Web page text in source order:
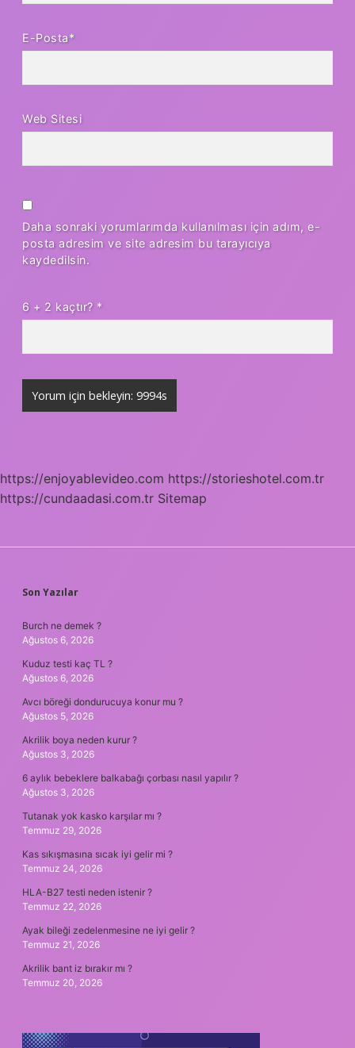
E-Posta*
Web Sitesi
Daha sonraki yorumlarımda kullanılması için adım, e-
posta adresim ve site adresim bu tarayıcıya
kaydedilsin.
6 + 2 kaçtır? *
https://enjoyablevideo.com https://storieshotel.com.tr
https://cundaadasi.com.tr Sitemap
SIDEBAR
Son Yazılar
Burch ne demek ?
Ağustos 6, 2026
Kuduz testi kaç TL ?
Ağustos 6, 2026
Avcı böreği dondurucuya konur mu ?
Ağustos 5, 2026
Akrilik boya neden kurur ?
Ağustos 3, 2026
6 aylık bebeklere balkabağı çorbası nasıl yapılır ?
Ağustos 3, 2026
Tutanak yok kasko karşılar mı ?
Temmuz 29, 2026
Kas sıkışmasına sıcak iyi gelir mi ?
Temmuz 24, 2026
HLA-B27 testi neden istenir ?
Temmuz 22, 2026
Ayak bileği zedelenmesine ne iyi gelir ?
Temmuz 21, 2026
Akrilik bant iz bırakır mı ?
Temmuz 20, 2026